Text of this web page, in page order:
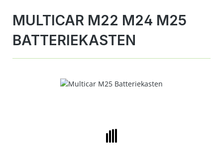
MULTICAR M22 M24 M25
BATTERIEKASTEN
Bildergalerie überspringen